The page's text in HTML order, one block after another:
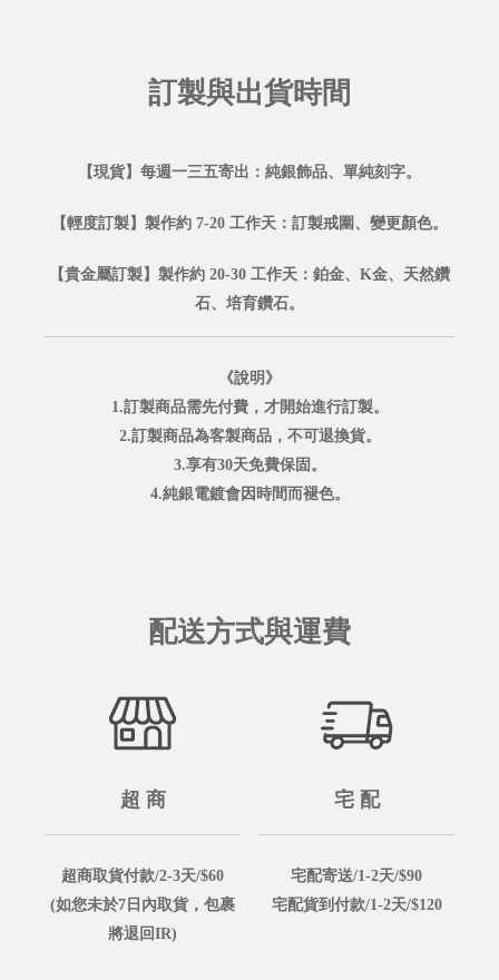
訂製與出貨時間
【現貨】每週一三五寄出：純銀飾品、單純刻字。
【輕度訂製】製作約 7-20 工作天：訂製戒圍、變更顏色。
【貴金屬訂製】製作約 20-30 工作天：鉑金、K金、天然鑽
石、培育鑽石。
《說明》
1.訂製商品需先付費，才開始進行訂製。
2.訂製商品為客製商品，不可退換貨。
3.享有30天免費保固。
4.純銀電鍍會因時間而褪色。
配送方式與運費
超 商
超商取貨付款/2-3天/$60
(如您未於7日內取貨，包裹
將退回IR)
宅 配
宅配寄送/1-2天/$90
宅配貨到付款/1-2天/$120